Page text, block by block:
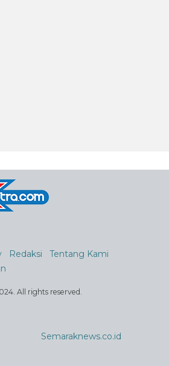
Redaksi
Tentang Kami
All rights reserved.
Semaraknews.co.id